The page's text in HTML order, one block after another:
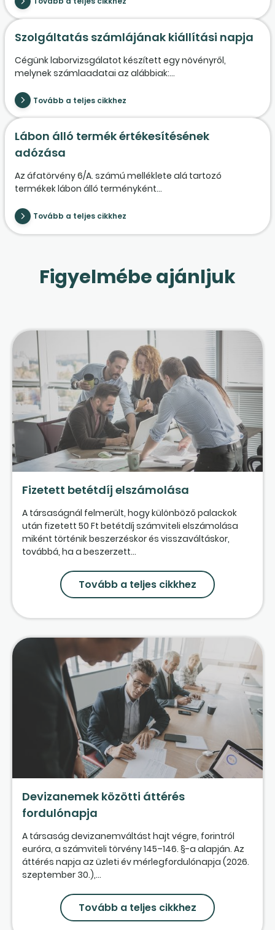
Szolgáltatás számlájának kiállítási napja
Cégünk laborvizsgálatot készített egy növényről,
melynek számlaadatai az alábbiak:...
Tovább a teljes cikkhez
Lábon álló termék értékesítésének
adózása
Az áfatörvény 6/A. számú melléklete alá tartozó
termékek lábon álló terményként...
Tovább a teljes cikkhez
Figyelmébe ajánljuk
Fizetett betétdíj elszámolása
A társaságnál felmerült, hogy különböző palackok
után fizetett 50 Ft betétdíj számviteli elszámolása
miként történik beszerzéskor és visszaváltáskor,
továbbá, ha a beszerzett...
Tovább a teljes cikkhez
Devizanemek közötti áttérés
fordulónapja
A társaság devizanemváltást hajt végre, forintról
euróra, a számviteli törvény 145–146. §-a alapján. Az
áttérés napja az üzleti év mérlegfordulónapja (2026.
szeptember 30.),...
Tovább a teljes cikkhez